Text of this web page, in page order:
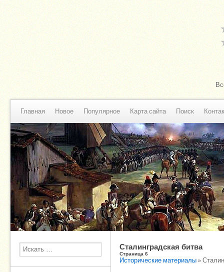
Главная Новое Популярное Карта сайта Поиск
Поиск Сталинградская битва
Страница 6
Исторические материалы »